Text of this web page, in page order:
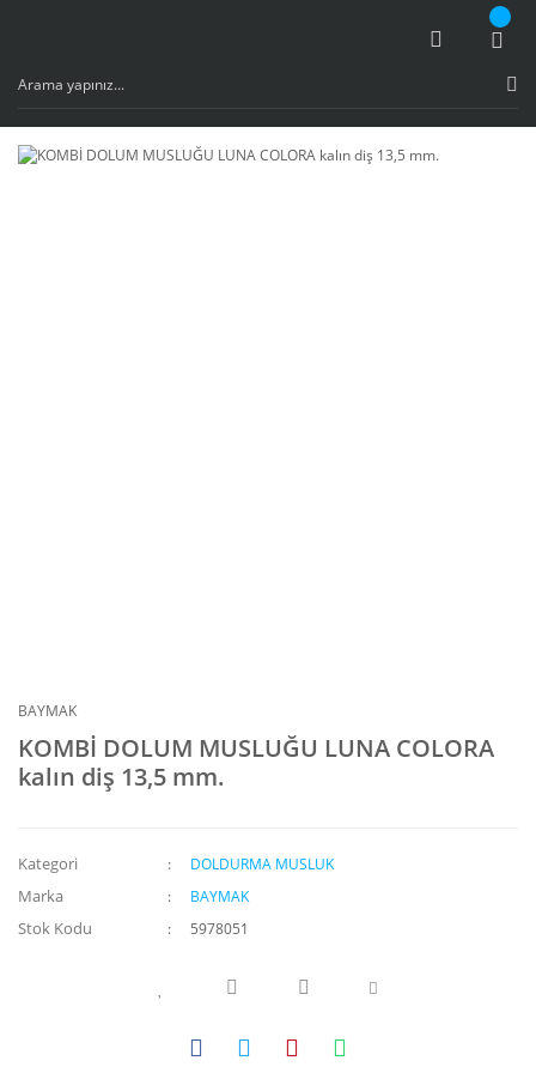
BAYMAK
KOMBİ DOLUM MUSLUĞU LUNA COLORA
kalın diş 13,5 mm.
Kategori DOLDURMA MUSLUK
Marka BAYMAK
Stok Kodu 5978051